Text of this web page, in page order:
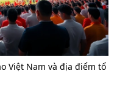
Việt Nam và địa điểm tổ